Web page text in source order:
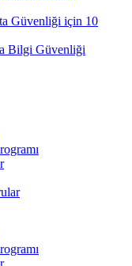
Güvenliği için 10
Bilgi Güvenliği